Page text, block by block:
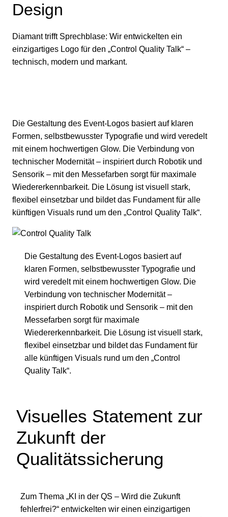
Design
Diamant trifft Sprechblase: Wir entwickelten ein
einzigartiges Logo für den „Control Quality Talk“ –
technisch, modern und markant.
Die Gestaltung des Event-Logos basiert auf klaren
Formen, selbstbewusster Typografie und wird veredelt
mit einem hochwertigen Glow. Die Verbindung von
technischer Modernität – inspiriert durch Robotik und
Sensorik – mit den Messefarben sorgt für maximale
Wiedererkennbarkeit. Die Lösung ist visuell stark,
flexibel einsetzbar und bildet das Fundament für alle
künftigen Visuals rund um den „Control Quality Talk“.
Die Gestaltung des Event-Logos basiert auf
klaren Formen, selbstbewusster Typografie und
wird veredelt mit einem hochwertigen Glow. Die
Verbindung von technischer Modernität –
inspiriert durch Robotik und Sensorik – mit den
Messefarben sorgt für maximale
Wiedererkennbarkeit. Die Lösung ist visuell stark,
flexibel einsetzbar und bildet das Fundament für
alle künftigen Visuals rund um den „Control
Quality Talk“.
Visuelles Statement zur
Zukunft der
Qualitätssicherung
Zum Thema „KI in der QS – Wird die Zukunft
fehlerfrei?“ entwickelten wir einen einzigartigen